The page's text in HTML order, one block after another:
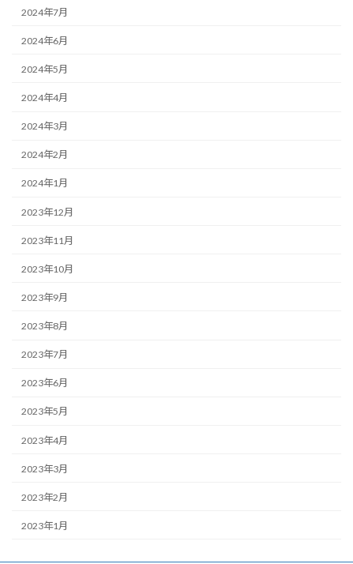
2024年7月
2024年6月
2024年5月
2024年4月
2024年3月
2024年2月
2024年1月
2023年12月
2023年11月
2023年10月
2023年9月
2023年8月
2023年7月
2023年6月
2023年5月
2023年4月
2023年3月
2023年2月
2023年1月